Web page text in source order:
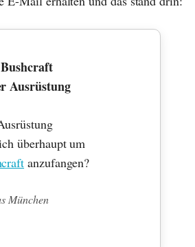
Ausrüstung
überhaupt um
anzufangen?
München